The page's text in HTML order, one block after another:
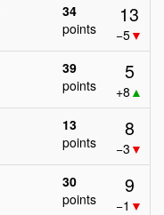
34
points
13
−5▼
39
points
5
+8 ▲
13
points
8
−3 ▼
30
points
9
−1 ▼